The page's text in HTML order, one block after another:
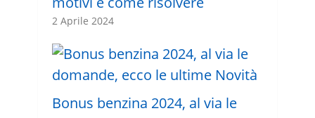
2 Aprile 2024
Bonus benzina 2024, al via le